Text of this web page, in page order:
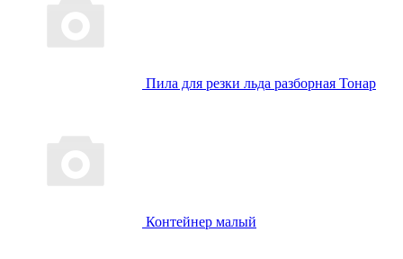
Пила для резки льда разборная Тонар
Контейнер малый